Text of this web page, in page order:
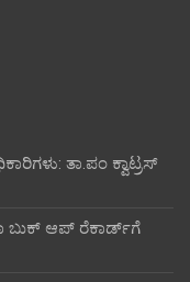
ತಾ.ಪಂ ಕ್ವಾಟ್ರಸ್
ಬುಕ್ ಆಪ್ ರೆಕಾರ್ಡ್‌ಗೆ